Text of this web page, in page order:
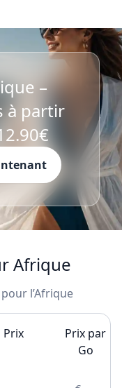
–
à partir
Afrique
l’Afrique
Prix
Prix par
Go